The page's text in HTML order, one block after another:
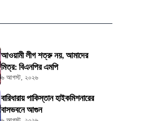
আওয়ামী লীগ শত্রু নয়, আমাদের
মিত্র: বিএনপির এমপি
৬ আগস্ট, ২০২৬
বারিধারায় পাকিস্তান হাইকমিশনারের
বাসভবনে আগুন